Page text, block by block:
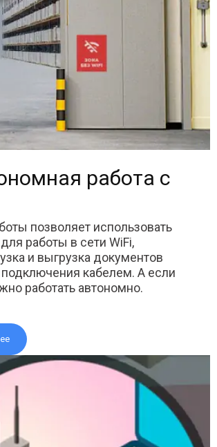
работа с
позволяет использовать
работы в сети WiFi,
и выгрузка документов
подключения кабелем. А если
работать автономно.